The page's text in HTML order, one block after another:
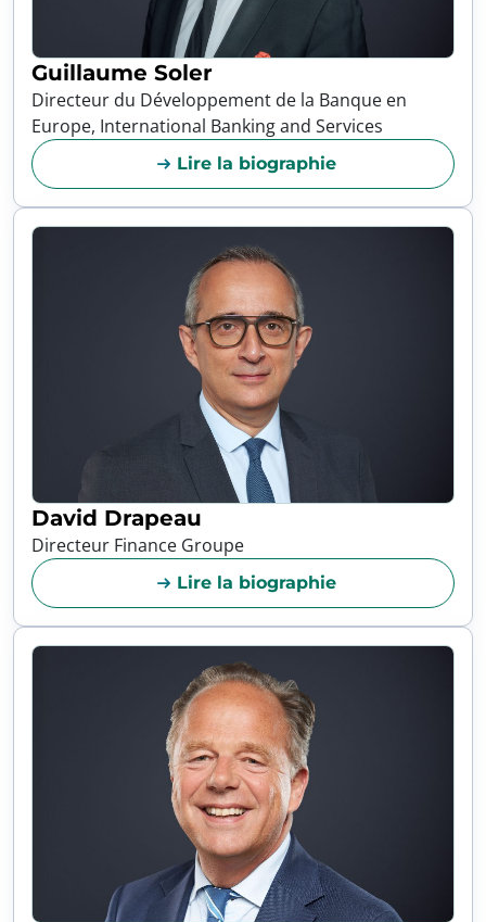
Guillaume Soler
Directeur du Développement de la Banque en
Europe, International Banking and Services
Lire la biographie
David Drapeau
Directeur Finance Groupe
Lire la biographie